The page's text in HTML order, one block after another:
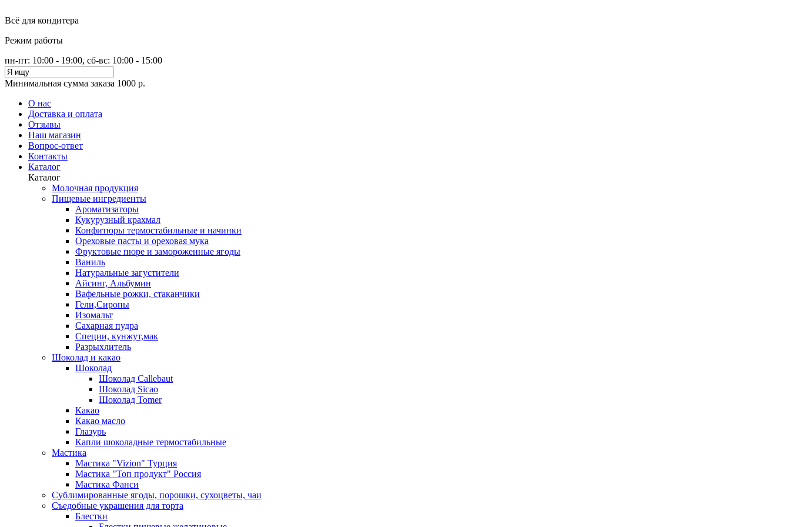
Всё для кондитера
Режим работы
пн-пт: 10:00 - 19:00, сб-вс: 10:00 - 15:00
Минимальная сумма заказа 1000 р.
О нас
Доставка и оплата
Отзывы
Наш магазин
Вопрос-ответ
Контакты
Каталог
Каталог
Молочная продукция
Пищевые ингредиенты
Ароматизаторы
Кукурузный крахмал
Конфитюры термостабильные и начинки
Ореховые пасты и ореховая мука
Фруктовые пюре и замороженные ягоды
Ваниль
Натуральные загустители
Айсинг, Альбумин
Вафельные рожки, стаканчики
Гели,Сиропы
Изомальт
Сахарная пудра
Специи, кунжут,мак
Разрыхлитель
Шоколад и какао
Шоколад
Шоколад Callebaut
Шоколад Sicao
Шоколад Tomer
Какао
Какао масло
Глазурь
Капли шоколадные термостабильные
Мастика
Мастика "Vizion" Турция
Мастика "Топ продукт" Россия
Мастика Фанси
Сублимированные ягоды, порошки, сухоцветы, чаи
Съедобные украшения для торта
Блестки